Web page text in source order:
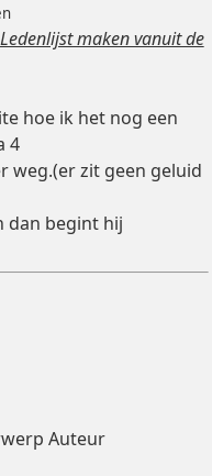
Ledenlijst maken vanuit de
hoe ik het nog een
4
weg.(er zit geen geluid
dan begint hij
Auteur